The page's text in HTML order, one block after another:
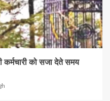
कर्मचारी को सजा देते समय